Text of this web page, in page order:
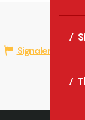
Signaler une